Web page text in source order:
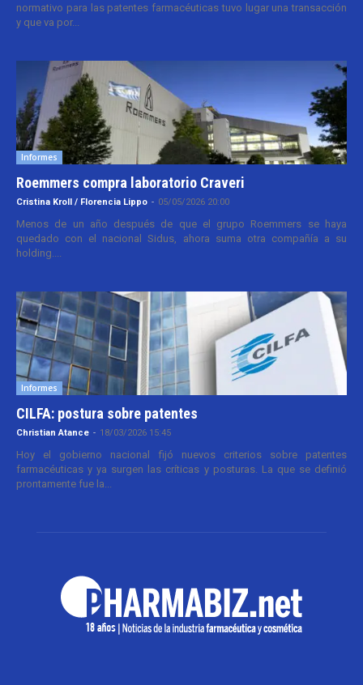
normativo para las patentes farmacéuticas tuvo lugar una transacción
y que va por...
Informes
Roemmers compra laboratorio Craveri
Cristina Kroll / Florencia Lippo - 05/05/2026 20:00
Menos de un año después de que el grupo Roemmers se haya
quedado con el nacional Sidus, ahora suma otra compañía a su
holding....
Informes
CILFA: postura sobre patentes
Christian Atance - 18/03/2026 15:45
Hoy el gobierno nacional fijó nuevos criterios sobre patentes
farmacéuticas y ya surgen las críticas y posturas. La que se definió
prontamente fue la...